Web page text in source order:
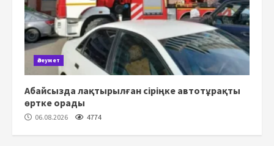
Әлеумет
Абайсызда лақтырылған сіріңке автотұрақты
өртке орады
06.08.2026 4774